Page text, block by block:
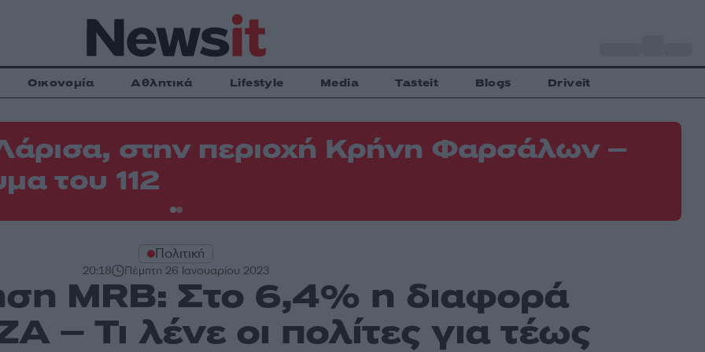
Οικονομία Αθλητικά Lifestyle Media Tasteit Blogs Driveit
στην περιοχή Κρήνη Φαρσάλων –
του 112
Πολιτική
20:18 Πέμπτη 26 Ιανουαρίου 2023
MRB: Στο 6,4% η διαφορά
– Τι λένε οι πολίτες για τέως